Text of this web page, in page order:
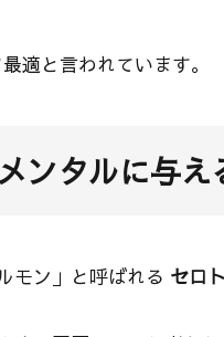
適と言われています。
ンタルに与
モン」と呼ばれる セロ